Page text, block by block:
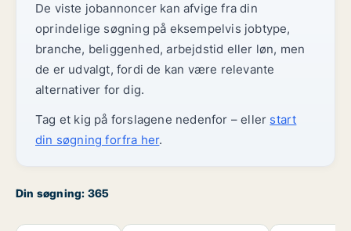
De viste jobannoncer kan afvige fra din
oprindelige søgning på eksempelvis jobtype,
branche, beliggenhed, arbejdstid eller løn, men
de er udvalgt, fordi de kan være relevante
alternativer for dig.
Tag et kig på forslagene nedenfor – eller start
din søgning forfra her.
Din søgning: 365